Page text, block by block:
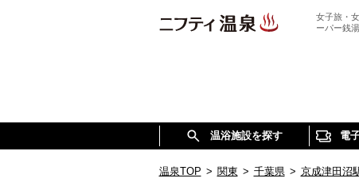
女子旅・
ーパー銭
温浴施設を探す 電
温泉TOP > 関東 > 千葉県 > 京成津田沼